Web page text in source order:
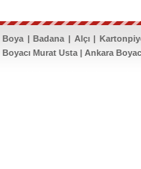
Boya | Badana | Alçı |
Boyacı Murat Usta | Ankara